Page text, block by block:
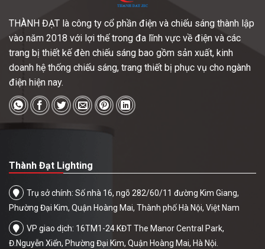
THÀNH ĐẠT là công ty cổ phần điện và chiếu sáng thành lập
vào năm 2018 với lợi thế trong đa lĩnh vực về điện và các
trang bị thiết kế đèn chiếu sáng bao gồm sản xuất, kinh
doanh hệ thống chiếu sáng, trang thiết bị phục vụ cho ngành
điện hiện nay.
Thành Đạt Lighting
Trụ sở chính: Số nhà 16, ngõ 282/60/11 đường Kim Giang,
Phường Đại Kim, Quận Hoàng Mai, Thành phố Hà Nội, Việt Nam
VP giao dịch: 16TM1-24 KĐT The Manor Central Park,
Đ.Nguyễn Xiển, Phường Đại Kim, Quận Hoàng Mai, Hà Nội.